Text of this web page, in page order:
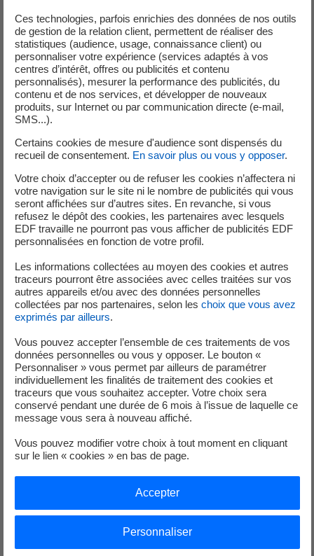
nouvelle levée de fonds va permettre à la société
d’étendre son réseau de parkings partagés connectés en
France et en Belgique, de développer de nouvelles offres
à destination des partenaires parkings et d’améliorer plus
encore l’expérience utilisateur déjà plébiscitée par ses
clients. D’autres pays européens sont déjà identifiés et
seront lancés en fonction des opportunités de marchés.
L’accélération de la croissance de l’activité « smart
La conception de la ville intelligente imaginée par les
collectivités, aménageurs, et promoteurs immobiliers,
requiert désormais des « smart parking », c’est-à-dire des
parkings connectés et intelligents nativement
mutualisent l’espace en sous-sol pour répondre de façon
dynamique. aux usages de tous les utilisateurs :
propriétaires, locataires, salariés et visiteurs grand public.
En capitalisant sur son expertise technologique et son
savoir-faire d’opérateur, Zenpark a construit une solution
radicalement innovante de smart parking qui permet de
réduire le nombre de places à construire dans les projets
d’aménagement urbain tout en garantissant à tous les
utilisateurs un niveau de service supérieur. Avec près de
350 projets de smart parking, Zenpark s’est
immédiatement imposée comme l’opérateur français
numéro un du
va permettre à Zenpark d’accélérer sa croissance sur ce
2019, notamment à destination des entreprises et des
foncières immobilières. Le marché du smart parking étant
Ces technologies, parfois enrichies des données de nos outils
de gestion de la relation client, permettent de réaliser des
statistiques (audience, usage, connaissance client) ou
personnaliser votre expérience (services adaptés à vos
centres d’intérêt, offres ou publicités et contenu
personnalisés), mesurer la performance des publicités, du
contenu et de nos services, et développer de nouveaux
produits, sur Internet ou par communication directe (e-mail,
SMS...).
Certains cookies de mesure d'audience sont dispensés du
recueil de consentement. En savoir plus ou vous y opposer.
Votre choix d’accepter ou de refuser les cookies n’affectera ni
votre navigation sur le site ni le nombre de publicités qui vous
seront affichées sur d’autres sites. En revanche, si vous
refusez le dépôt des cookies, les partenaires avec lesquels
EDF travaille ne pourront pas vous afficher de publicités EDF
personnalisées en fonction de votre profil.
Les informations collectées au moyen des cookies et autres
traceurs pourront être associées avec celles traitées sur vos
autres appareils et/ou avec des données personnelles
collectées par nos partenaires, selon les choix que vous avez
exprimés par ailleurs.
Vous pouvez accepter l’ensemble de ces traitements de vos
données personnelles ou vous y opposer. Le bouton «
Personnaliser » vous permet par ailleurs de paramétrer
individuellement les finalités de traitement des cookies et
traceurs que vous souhaitez accepter. Votre choix sera
conservé pendant une durée de 6 mois à l’issue de laquelle ce
message vous sera à nouveau affiché.
Vous pouvez modifier votre choix à tout moment en cliquant
sur le lien « cookies » en bas de page.
Personnaliser
Accepter